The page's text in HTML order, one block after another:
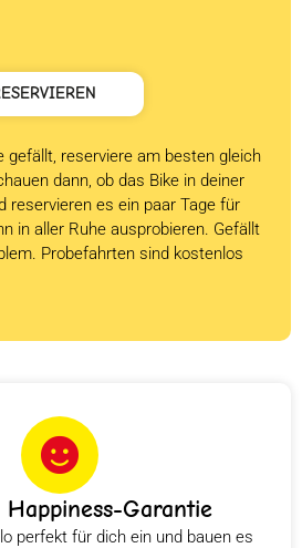
gefällt, reserviere am besten gleich
dann, ob das Bike in deiner
reservieren es ein paar Tage für
in aller Ruhe ausprobieren. Gefällt
Probefahrten sind kostenlos
Garantie
perfekt für dich ein und bauen es